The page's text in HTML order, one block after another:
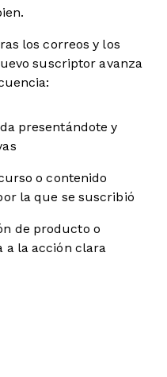
los correos y los
suscriptor avanza
presentándote y
o contenido
la que se suscribió
de producto o
a la acción clara